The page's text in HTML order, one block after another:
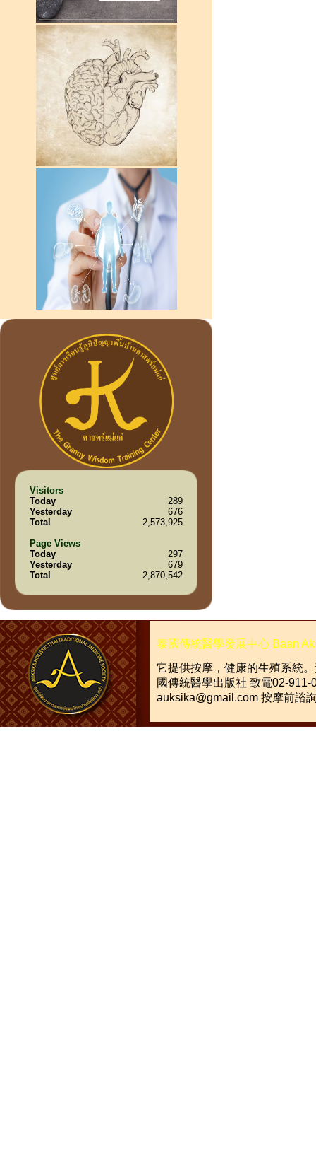
Visitors
Today
289
Yesterday
676
Total
2,573,925
Page Views
Today
297
Yesterday
679
Total
2,870,542
泰國傳統醫學發展中心 Baan
它提供按摩，健康的生殖系統。
國傳統醫學出版社 致電02-911-
auksika@gmail.com 按摩前諮